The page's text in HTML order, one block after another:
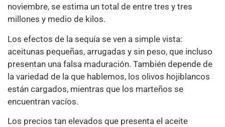
noviembre, se estima un total de entre tres y tres
millones y medio de kilos.
Los efectos de la sequía se ven a simple vista:
aceitunas pequeñas, arrugadas y sin peso, que incluso
presentan una falsa maduración. También depende de
la variedad de la que hablemos, los olivos hojiblancos
están cargados, mientras que los marteños se
encuentran vacíos.
Los precios tan elevados que presenta el aceite